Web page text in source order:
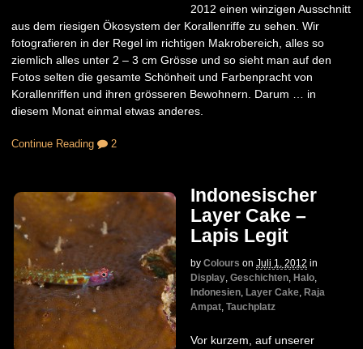
2012 einen winzigen Ausschnitt
aus dem riesigen Ökosystem der Korallenriffe zu sehen. Wir
fotografieren in der Regel im richtigen Makrobereich, alles so
ziemlich alles unter 2 – 3 cm Grösse und so sieht man auf den
Fotos selten die gesamte Schönheit und Farbenpracht von
Korallenriffen und ihren grösseren Bewohnern. Darum … in
diesem Monat einmal etwas anderes.
Continue Reading 2
Indonesischer
Layer Cake –
Lapis Legit
by Colours on Juli 1, 2012 in
Display, Geschichten, Halo,
Indonesien, Layer Cake, Raja
Ampat, Tauchplatz
Vor kurzem, auf unserer